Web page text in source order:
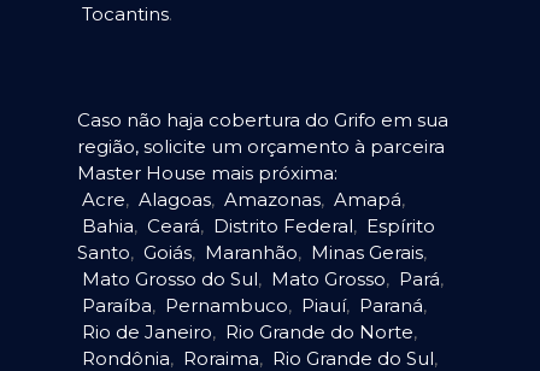
Tocantins.
Caso não haja cobertura do Grifo em sua
região, solicite um orçamento à parceira
Master House mais próxima:
Acre, Alagoas, Amazonas, Amapá,
Bahia, Ceará, Distrito Federal, Espírito
Santo, Goiás, Maranhão, Minas Gerais,
Mato Grosso do Sul, Mato Grosso, Pará,
Paraíba, Pernambuco, Piauí, Paraná,
Rio de Janeiro, Rio Grande do Norte,
Rondônia, Roraima, Rio Grande do Sul,